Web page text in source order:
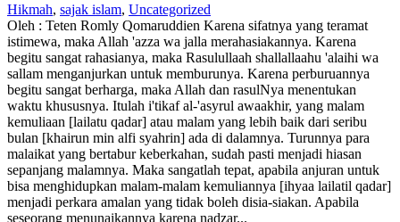
Hikmah, sajak islam, Uncategorized
Oleh : Teten Romly Qomaruddien Karena sifatnya yang teramat
istimewa, maka Allah 'azza wa jalla merahasiakannya. Karena
begitu sangat rahasianya, maka Rasulullaah shallallaahu 'alaihi wa
sallam menganjurkan untuk memburunya. Karena perburuannya
begitu sangat berharga, maka Allah dan rasulNya menentukan
waktu khususnya. Itulah i'tikaf al-'asyrul awaakhir, yang malam
kemuliaan [lailatu qadar] atau malam yang lebih baik dari seribu
bulan [khairun min alfi syahrin] ada di dalamnya. Turunnya para
malaikat yang bertabur keberkahan, sudah pasti menjadi hiasan
sepanjang malamnya. Maka sangatlah tepat, apabila anjuran untuk
bisa menghidupkan malam-malam kemuliannya [ihyaa lailatil qadar]
menjadi perkara amalan yang tidak boleh disia-siakan. Apabila
seseorang menunaikannya karena nadzar...